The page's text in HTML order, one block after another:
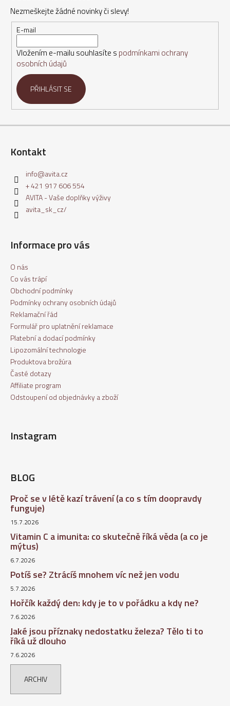
Nezmeškejte žádné novinky či slevy!
E-mail
Vložením e-mailu souhlasíte s podmínkami ochrany
osobních údajů
PŘIHLÁSIT SE
Kontakt
info@avita.cz
+ 421 917 606 554
AVITA - Vaše doplňky výživy
avita_sk_cz/
Informace pro vás
O nás
Co vás trápí
Obchodní podmínky
Podmínky ochrany osobních údajů
Reklamační řád
Formulář pro uplatnění reklamace
Platební a dodací podmínky
Lipozomální technologie
Produktova brožúra
Časté dotazy
Affiliate program
Odstoupení od objednávky a zboží
Instagram
BLOG
Proč se v létě kazí trávení (a co s tím doopravdy
funguje)
15.7.2026
Vitamin C a imunita: co skutečně říká věda (a co je
mýtus)
6.7.2026
Potíš se? Ztrácíš mnohem víc než jen vodu
5.7.2026
Hořčík každý den: kdy je to v pořádku a kdy ne?
7.6.2026
Jaké jsou příznaky nedostatku železa? Tělo ti to
říká už dlouho
7.6.2026
ARCHIV